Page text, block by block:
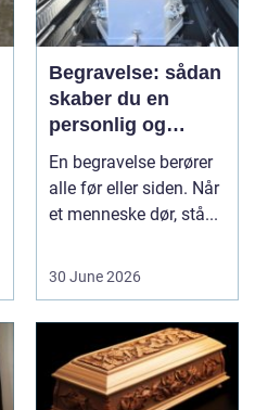
Begravelse: sådan
skaber du en
personlig og
respektfuld afsked
En begravelse berører
alle før eller siden. Når
et menneske dør, stå...
30 June 2026